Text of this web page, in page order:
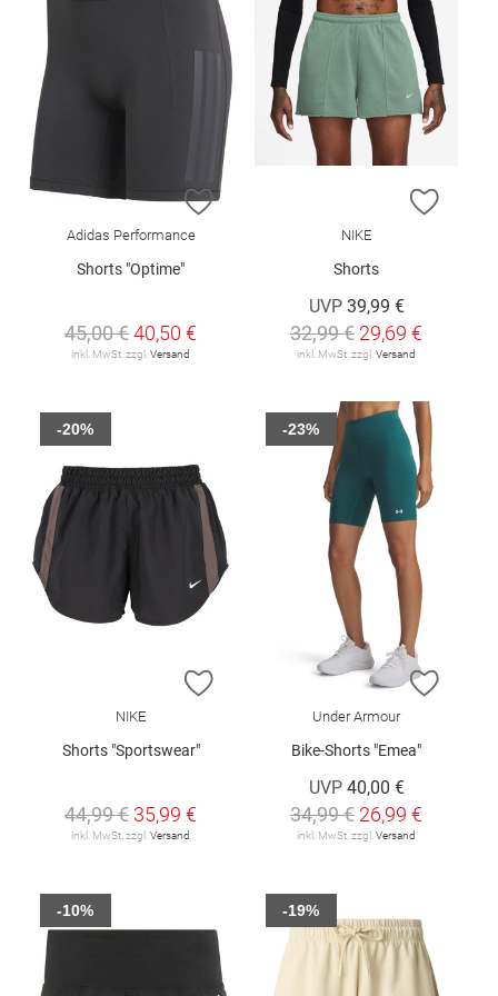
ZUR WUNSCHLISTE HINZUFÜGEN
Adidas Performance
Shorts "Optime"
45,00 €40,50 €
inkl. MwSt. zzgl. Versand
ZUR
NIKE
Shorts
UVP 39,99 €
32,99 € 29,69 €
inkl. MwSt. zzgl. Versand
ZUR WUNSCHLISTE HINZUFÜGEN
NIKE
Shorts "Sportswear"
44,99 € 35,99 €
inkl. MwSt. zzgl. Versand
-20%
ZUR
Under Armour
Bike-Shorts "Emea"
UVP 40,00 €
34,99 € 26,99 €
inkl. MwSt. zzgl. Versand
-23%
-10% -19%